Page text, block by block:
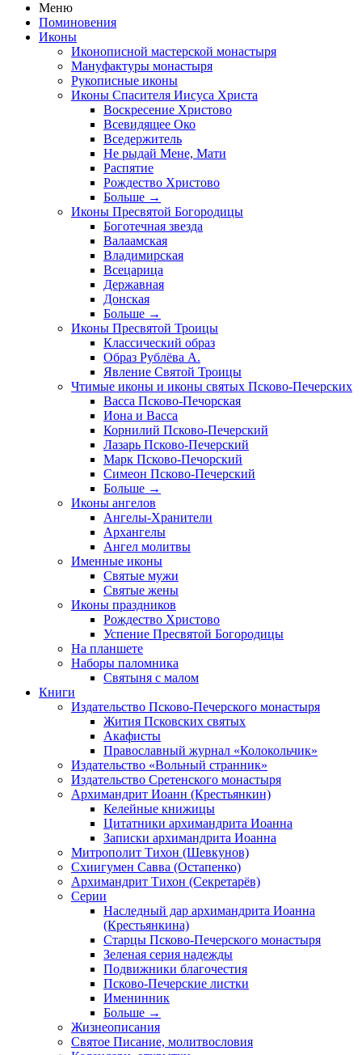
Меню
Поминовения
Иконы
Иконописной мастерской монастыря
Мануфактуры монастыря
Рукописные иконы
Иконы Спасителя Иисуса Христа
Воскресение Христово
Всевидящее Око
Вседержитель
Не рыдай Мене, Мати
Распятие
Рождество Христово
Больше →
Иконы Пресвятой Богородицы
Боготечная звезда
Валаамская
Владимирская
Всецарица
Державная
Донская
Больше →
Иконы Пресвятой Троицы
Классический образ
Образ Рублёва А.
Явление Святой Троицы
Чтимые иконы и иконы святых Псково-Печерских
Васса Псково-Печорская
Иона и Васса
Корнилий Псково-Печерский
Лазарь Псково-Печерский
Марк Псково-Печорский
Симеон Псково-Печерский
Больше →
Иконы ангелов
Ангелы-Хранители
Архангелы
Ангел молитвы
Именные иконы
Святые мужи
Святые жены
Иконы праздников
Рождество Христово
Успение Пресвятой Богородицы
На планшете
Наборы паломника
Святыня с малом
Книги
Издательство Псково-Печерского монастыря
Жития Псковских святых
Акафисты
Православный журнал «Колокольчик»
Издательство «Вольный странник»
Издательство Сретенского монастыря
Архимандрит Иоанн (Крестьянкин)
Келейные книжицы
Цитатники архимандрита Иоанна
Записки архимандрита Иоанна
Митрополит Тихон (Шевкунов)
Схиигумен Савва (Остапенко)
Архимандрит Тихон (Секретарёв)
Серии
Наследный дар архимандрита Иоанна
(Крестьянкина)
Старцы Псково-Печерского монастыря
Зеленая серия надежды
Подвижники благочестия
Псково-Печерские листки
Именинник
Больше →
Жизнеописания
Святое Писание, молитвословия